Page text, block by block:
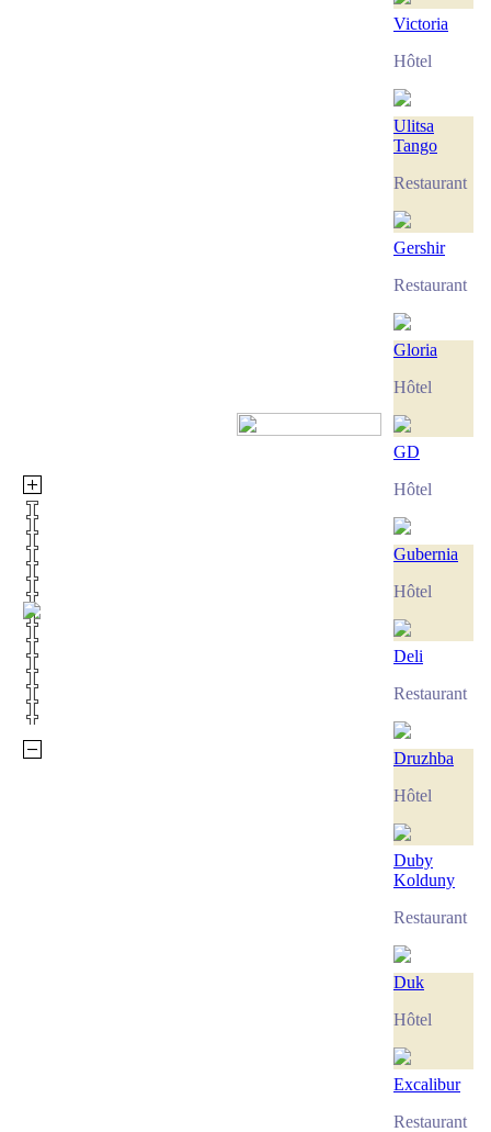
Victoria
Hôtel
Ulitsa
Tango
Restaurant
Gershir
Restaurant
Gloria
Hôtel
GD
Hôtel
Gubernia
Hôtel
Deli
Restaurant
Druzhba
Hôtel
Duby
Kolduny
Restaurant
Duk
Hôtel
Excalibur
Restaurant